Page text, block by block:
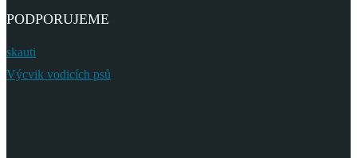
PODPORUJEME
skauti
Výcvik vodicích psů